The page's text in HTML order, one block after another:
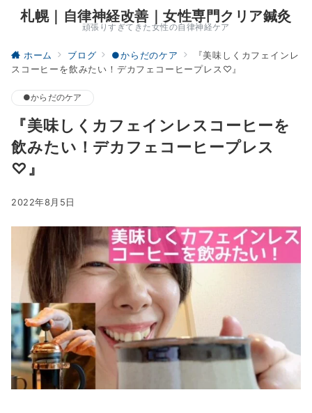
札幌｜自律神経改善｜女性専門クリア鍼灸
頑張りすぎてきた女性の自律神経ケア
ホーム ブログ ●からだのケア
『美味しくカフェインレ
スコーヒーを飲みたい！デカフェコーヒープレス♡』
●からだのケア
『美味しくカフェインレスコーヒーを
飲みたい！デカフェコーヒープレス
♡』
2022年8月5日